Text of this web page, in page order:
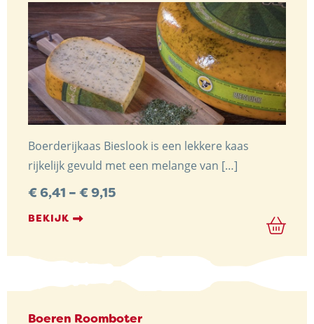
Boerderijkaas Bieslook is een lekkere kaas
rijkelijk gevuld met een melange van […]
€6,41 – €9,15Preisspanne:
BEKIJK
Boeren Roomboter